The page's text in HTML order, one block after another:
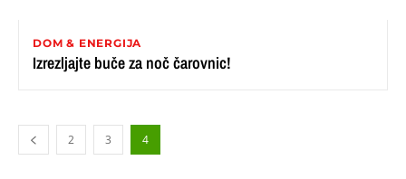
DOM & ENERGIJA
Izrezljajte buče za noč čarovnic!
2 3 4